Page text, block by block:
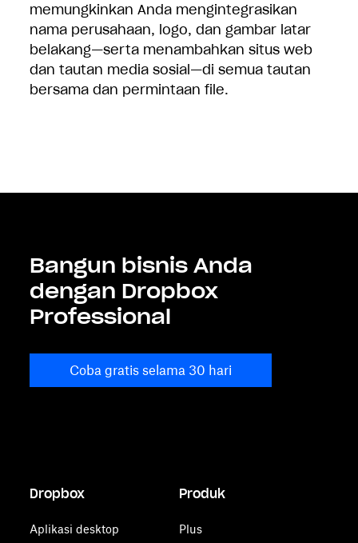
memungkinkan Anda mengintegrasikan
nama perusahaan, logo, dan gambar latar
belakang—serta menambahkan situs web
dan tautan media sosial—di semua tautan
bersama dan permintaan file.
DenganDropbox Transfer, Anda dapat
mengonfirmasi pengiriman file, mengontrol
akses dengan perlindungan kata sandi, dan
mengatur masa berlaku tautan.
Kejadian tak terduga bisa saja terjadi. Tidak
perlu khawatir karena Anda dapat
mengambil pekerjaan apa pun hingga 180
hari yang lalu.
Bangun bisnis Anda
dengan Dropbox
Professional
Coba gratis selama 30 hari
Dropbox
Aplikasi desktop
Produk
Plus